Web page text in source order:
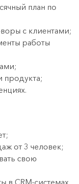
план по
с клиентами;
работы
продукта;
от 3 человек;
свою
в CRM-системах,